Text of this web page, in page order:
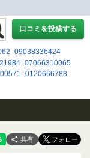
口コミを投稿する
09038336424
07066310065
0120666783
0948
0120-844-847
共有